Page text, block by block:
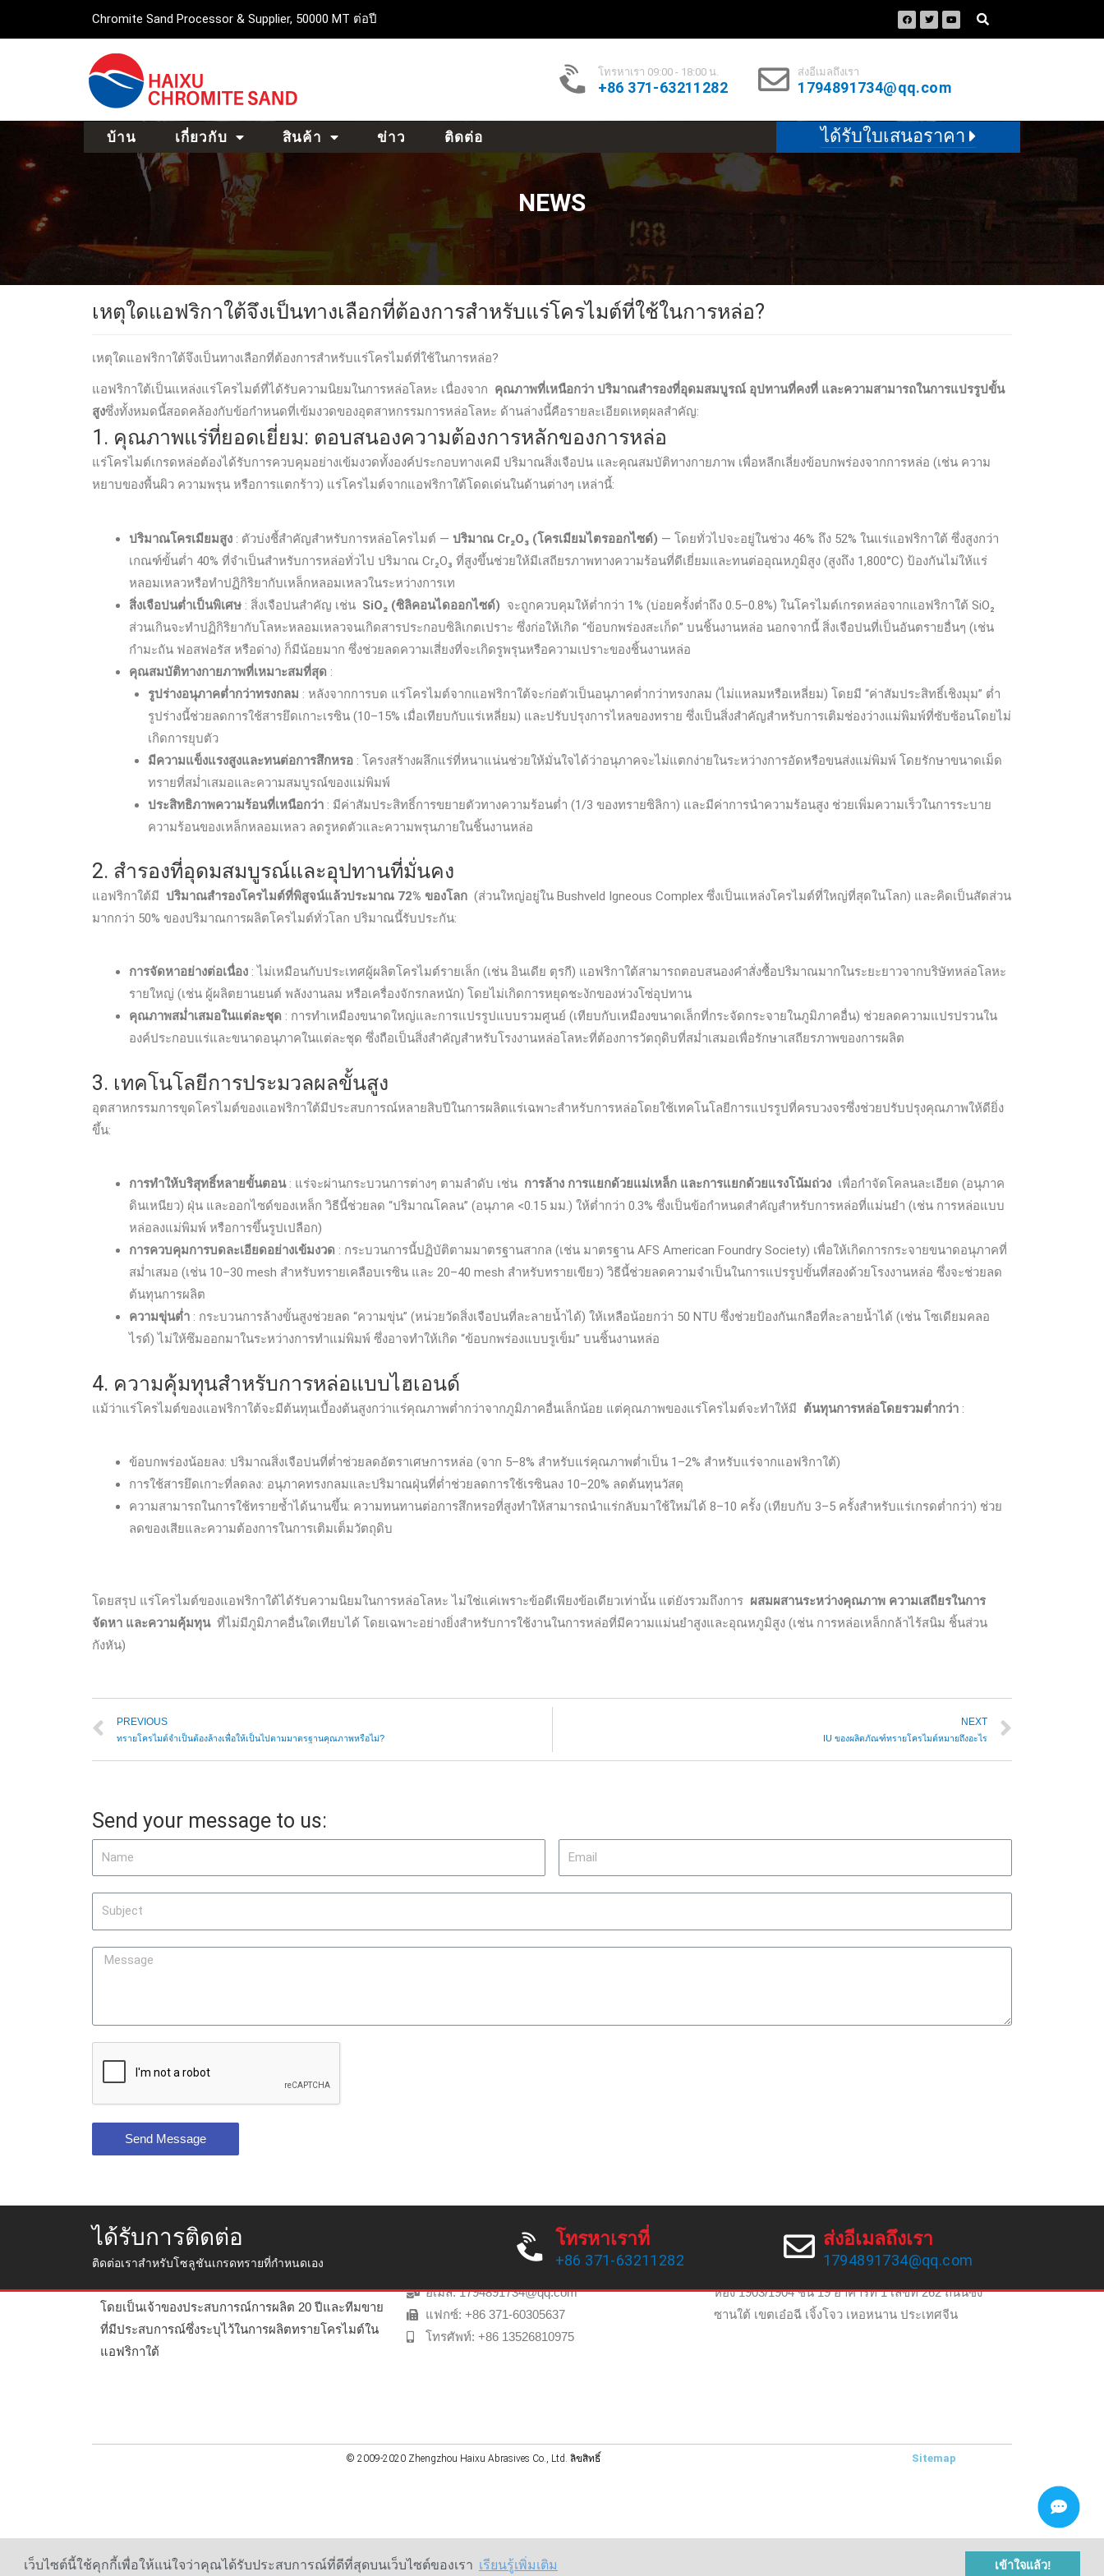
เว็บไซต์นี้ใช้คุกกี้เพื่อให้แน่ใจว่าคุณได้รับประสบการณ์ที่ดีที่สุดบนเว็บไซต์ของเรา เรียนรู้เพิ่มเติม เข้าใจแล้ว!
Chromite Sand Processor & Supplier, 50000 MT ต่อปี
โทรหาเรา 09:00 - 18:00 น.
+86 371-63211282
ส่งอีเมลถึงเรา
1794891734@qq.com
บ้าน เกี่ยวกับ สินค้า ข่าว ติดต่อ ได้รับใบเสนอราคา
NEWS
เหตุใดแอฟริกาใต้จึงเป็นทางเลือกที่ต้องการสำหรับแร่โครไมต์ที่ใช้ในการหล่อ?
เหตุใดแอฟริกาใต้จึงเป็นทางเลือกที่ต้องการสำหรับแร่โครไมต์ที่ใช้ในการหล่อ?
แอฟริกาใต้เป็นแหล่งแร่โครไมต์ที่ได้รับความนิยมในการหล่อโลหะ เนื่องจาก คุณภาพที่เหนือกว่า ปริมาณสำรองที่อุดมสมบูรณ์ อุปทานที่คงที่ และความสามารถในการแปรรูปขั้น
สูงซึ่งทั้งหมดนี้สอดคล้องกับข้อกำหนดที่เข้มงวดของอุตสาหกรรมการหล่อโลหะ ด้านล่างนี้คือรายละเอียดเหตุผลสำคัญ:
1. คุณภาพแร่ที่ยอดเยี่ยม: ตอบสนองความต้องการหลักของการหล่อ
แร่โครไมต์เกรดหล่อต้องได้รับการควบคุมอย่างเข้มงวดทั้งองค์ประกอบทางเคมี ปริมาณสิ่งเจือปน และคุณสมบัติทางกายภาพ เพื่อหลีกเลี่ยงข้อบกพร่องจากการหล่อ (เช่น ความ
หยาบของพื้นผิว ความพรุน หรือการแตกร้าว) แร่โครไมต์จากแอฟริกาใต้โดดเด่นในด้านต่างๆ เหล่านี้:
ปริมาณโครเมียมสูง : ตัวบ่งชี้สำคัญสำหรับการหล่อโครไมต์ — ปริมาณ Cr₂O₃ (โครเมียมไตรออกไซด์) — โดยทั่วไปจะอยู่ในช่วง 46% ถึง 52% ในแร่แอฟริกาใต้ ซึ่งสูงกว่า
เกณฑ์ขั้นต่ำ 40% ที่จำเป็นสำหรับการหล่อทั่วไป ปริมาณ Cr₂O₃ ที่สูงขึ้นช่วยให้มีเสถียรภาพทางความร้อนที่ดีเยี่ยมและทนต่ออุณหภูมิสูง (สูงถึง 1,800°C) ป้องกันไม่ให้แร่
หลอมเหลวหรือทำปฏิกิริยากับเหล็กหลอมเหลวในระหว่างการเท
สิ่งเจือปนต่ำเป็นพิเศษ : สิ่งเจือปนสำคัญ เช่น SiO₂ (ซิลิคอนไดออกไซด์) จะถูกควบคุมให้ต่ำกว่า 1% (บ่อยครั้งต่ำถึง 0.5–0.8%) ในโครไมต์เกรดหล่อจากแอฟริกาใต้ SiO₂
ส่วนเกินจะทำปฏิกิริยากับโลหะหลอมเหลวจนเกิดสารประกอบซิลิเกตเปราะ ซึ่งก่อให้เกิด “ข้อบกพร่องสะเก็ด” บนชิ้นงานหล่อ นอกจากนี้ สิ่งเจือปนที่เป็นอันตรายอื่นๆ (เช่น
กำมะถัน ฟอสฟอรัส หรือด่าง) ก็มีน้อยมาก ซึ่งช่วยลดความเสี่ยงที่จะเกิดรูพรุนหรือความเปราะของชิ้นงานหล่อ
คุณสมบัติทางกายภาพที่เหมาะสมที่สุด :
รูปร่างอนุภาคต่ำกว่าทรงกลม : หลังจากการบด แร่โครไมต์จากแอฟริกาใต้จะก่อตัวเป็นอนุภาคต่ำกว่าทรงกลม (ไม่แหลมหรือเหลี่ยม) โดยมี “ค่าสัมประสิทธิ์เชิงมุม” ต่ำ
รูปร่างนี้ช่วยลดการใช้สารยึดเกาะเรซิน (10–15% เมื่อเทียบกับแร่เหลี่ยม) และปรับปรุงการไหลของทราย ซึ่งเป็นสิ่งสำคัญสำหรับการเติมช่องว่างแม่พิมพ์ที่ซับซ้อนโดยไม่
เกิดการยุบตัว
มีความแข็งแรงสูงและทนต่อการสึกหรอ: โครงสร้างผลึกแร่ที่หนาแน่นช่วยให้มั่นใจได้ว่าอนุภาคจะไม่แตกง่ายในระหว่างการอัดหรือขนส่งแม่พิมพ์ โดยรักษาขนาดเม็ด
ทรายที่สม่ำเสมอและความสมบูรณ์ของแม่พิมพ์
ประสิทธิภาพความร้อนที่เหนือกว่า: มีค่าสัมประสิทธิ์การขยายตัวทางความร้อนต่ำ (1/3 ของทรายซิลิกา) และมีค่าการนำความร้อนสูง ช่วยเพิ่มความเร็วในการระบาย
ความร้อนของเหล็กหลอมเหลว ลดรูหดตัวและความพรุนภายในชิ้นงานหล่อ
2. สำรองที่อุดมสมบูรณ์และอุปทานที่มั่นคง
แอฟริกาใต้มี ปริมาณสำรองโครไมต์ที่พิสูจน์แล้วประมาณ 72% ของโลก (ส่วนใหญ่อยู่ใน Bushveld Igneous Complex ซึ่งเป็นแหล่งโครไมต์ที่ใหญ่ที่สุดในโลก) และคิดเป็นสัดส่วน
มากกว่า 50% ของปริมาณการผลิตโครไมต์ทั่วโลก ปริมาณนี้รับประกัน:
การจัดหาอย่างต่อเนื่อง : ไม่เหมือนกับประเทศผู้ผลิตโครไมต์รายเล็ก (เช่น อินเดีย ตุรกี) แอฟริกาใต้สามารถตอบสนองคำสั่งซื้อปริมาณมากในระยะยาวจากบริษัทหล่อโลหะ
รายใหญ่ (เช่น ผู้ผลิตยานยนต์ พลังงานลม หรือเครื่องจักรกลหนัก) โดยไม่เกิดการหยุดชะงักของห่วงโซ่อุปทาน
คุณภาพสม่ำเสมอในแต่ละชุด : การทำเหมืองขนาดใหญ่และการแปรรูปแบบรวมศูนย์ (เทียบกับเหมืองขนาดเล็กที่กระจัดกระจายในภูมิภาคอื่น) ช่วยลดความแปรปรวนใน
องค์ประกอบแร่และขนาดอนุภาคในแต่ละชุด ซึ่งถือเป็นสิ่งสำคัญสำหรับโรงงานหล่อโลหะที่ต้องการวัตถุดิบที่สม่ำเสมอเพื่อรักษาเสถียรภาพของการผลิต
3. เทคโนโลยีการประมวลผลขั้นสูง
อุตสาหกรรมการขุดโครไมต์ของแอฟริกาใต้มีประสบการณ์หลายสิบปีในการผลิตแร่เฉพาะสำหรับการหล่อโดยใช้เทคโนโลยีการแปรรูปที่ครบวงจรซึ่งช่วยปรับปรุงคุณภาพให้ดียิ่ง
ขึ้น:
การทำให้บริสุทธิ์หลายขั้นตอน: แร่จะผ่านกระบวนการต่างๆ ตามลำดับ เช่น การล้าง การแยกด้วยแม่เหล็ก และการแยกด้วยแรงโน้มถ่วง เพื่อกำจัดโคลนละเอียด (อนุภาค
ดินเหนียว) ฝุ่น และออกไซด์ของเหล็ก วิธีนี้ช่วยลด “ปริมาณโคลน” (อนุภาค <0.15 มม.) ให้ต่ำกว่า 0.3% ซึ่งเป็นข้อกำหนดสำคัญสำหรับการหล่อที่แม่นยำ (เช่น การหล่อแบบ
หล่อลงแม่พิมพ์ หรือการขึ้นรูปเปลือก)
การควบคุมการบดละเอียดอย่างเข้มงวด : กระบวนการนี้ปฏิบัติตามมาตรฐานสากล (เช่น มาตรฐาน AFS American Foundry Society) เพื่อให้เกิดการกระจายขนาดอนุภาคที่
สม่ำเสมอ (เช่น 10–30 mesh สำหรับทรายเคลือบเรซิน และ 20–40 mesh สำหรับทรายเขียว) วิธีนี้ช่วยลดความจำเป็นในการแปรรูปขั้นที่สองด้วยโรงงานหล่อ ซึ่งจะช่วยลด
ต้นทุนการผลิต
ความขุ่นต่ำ : กระบวนการล้างขั้นสูงช่วยลด “ความขุ่น” (หน่วยวัดสิ่งเจือปนที่ละลายน้ำได้) ให้เหลือน้อยกว่า 50 NTU ซึ่งช่วยป้องกันเกลือที่ละลายน้ำได้ (เช่น โซเดียมคลอ
ไรด์) ไม่ให้ซึมออกมาในระหว่างการทำแม่พิมพ์ ซึ่งอาจทำให้เกิด “ข้อบกพร่องแบบรูเข็ม” บนชิ้นงานหล่อ
4. ความคุ้มทุนสำหรับการหล่อแบบไฮเอนด์
แม้ว่าแร่โครไมต์ของแอฟริกาใต้จะมีต้นทุนเบื้องต้นสูงกว่าแร่คุณภาพต่ำกว่าจากภูมิภาคอื่นเล็กน้อย แต่คุณภาพของแร่โครไมต์จะทำให้มี ต้นทุนการหล่อโดยรวมต่ำกว่า :
ข้อบกพร่องน้อยลง: ปริมาณสิ่งเจือปนที่ต่ำช่วยลดอัตราเศษการหล่อ (จาก 5–8% สำหรับแร่คุณภาพต่ำเป็น 1–2% สำหรับแร่จากแอฟริกาใต้)
การใช้สารยึดเกาะที่ลดลง: อนุภาคทรงกลมและปริมาณฝุ่นที่ต่ำช่วยลดการใช้เรซินลง 10–20% ลดต้นทุนวัสดุ
ความสามารถในการใช้ทรายซ้ำได้นานขึ้น: ความทนทานต่อการสึกหรอที่สูงทำให้สามารถนำแร่กลับมาใช้ใหม่ได้ 8–10 ครั้ง (เทียบกับ 3–5 ครั้งสำหรับแร่เกรดต่ำกว่า) ช่วย
ลดของเสียและความต้องการในการเติมเต็มวัตถุดิบ
โดยสรุป แร่โครไมต์ของแอฟริกาใต้ได้รับความนิยมในการหล่อโลหะ ไม่ใช่แค่เพราะข้อดีเพียงข้อเดียวเท่านั้น แต่ยังรวมถึงการ ผสมผสานระหว่างคุณภาพ ความเสถียรในการ
จัดหา และความคุ้มทุนที่ไม่มีภูมิภาคอื่นใดเทียบได้ โดยเฉพาะอย่างยิ่งสำหรับการใช้งานในการหล่อที่มีความแม่นยำสูงและอุณหภูมิสูง (เช่น การหล่อเหล็กกล้าไร้สนิม ชิ้นส่วน
กังหัน)
PREVIOUS
ทรายโครไมต์จำเป็นต้องล้างเพื่อให้เป็นไปตามมาตรฐานคุณภาพหรือไม่?
NEXT
IU ของผลิตภัณฑ์ทรายโครไมต์หมายถึงอะไร
Send your message to us:
Send Message
ได้รับการติดต่อ
ติดต่อเราสำหรับโซลูชันเกรดทรายที่กำหนดเอง
โทรหาเราที่
+86 371-63211282
ส่งอีเมลถึงเรา
1794891734@qq.com
โดยเป็นเจ้าของประสบการณ์การผลิต 20 ปีและทีมขาย
ที่มีประสบการณ์ซึ่งระบุไว้ในการผลิตทรายโครไมต์ใน
แอฟริกาใต้
อีเมล์: 1794891734@qq.com
แฟกซ์: +86 371-60305637
โทรศัพท์: +86 13526810975
ห้อง 1903/1904 ชั้น 19 อาคารที่ 1 เลขที่ 262 ถนนซง
ซานใต้ เขตเอ๋อฉี เจิ้งโจว เหอหนาน ประเทศจีน
© 2009-2020 Zhengzhou Haixu Abrasives Co., Ltd. ลิขสิทธิ์ Sitemap